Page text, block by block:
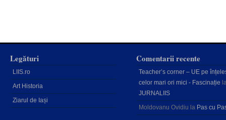
Legături
LIIS.ro
Art Historia
Ziarul de Iași
Comentarii recente
Teacher’s corner – UE pe
celor mari ori mici - Fascinație
JURNALIIS
Moldovanu Ovidiu la Pas cu